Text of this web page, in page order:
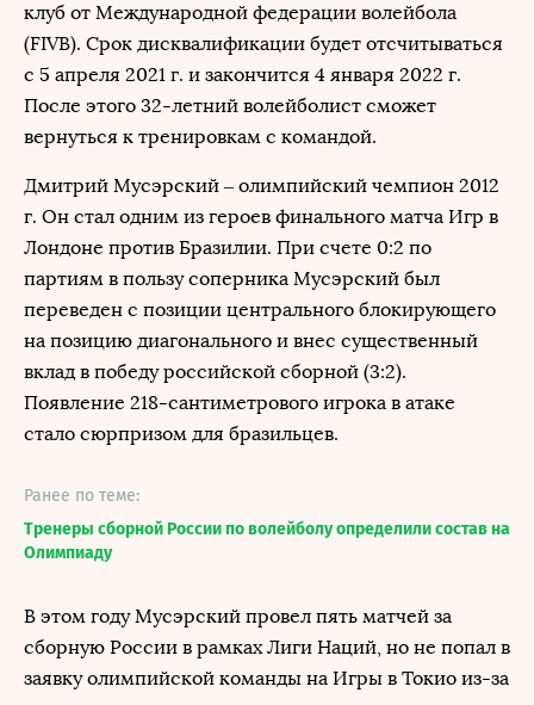
клуб от Международной федерации волейбола
(FIVB). Срок дисквалификации будет отсчитываться
с 5 апреля 2021 г. и закончится 4 января 2022 г.
После этого 32-летний волейболист сможет
вернуться к тренировкам с командой.
Дмитрий Мусэрский – олимпийский чемпион 2012
г. Он стал одним из героев финального матча Игр в
Лондоне против Бразилии. При счете 0:2 по
партиям в пользу соперника Мусэрский был
переведен с позиции центрального блокирующего
на позицию диагонального и внес существенный
вклад в победу российской сборной (3:2).
Появление 218-сантиметрового игрока в атаке
стало сюрпризом для бразильцев.
Ранее по теме:
Тренеры сборной России по волейболу определили состав на
Олимпиаду
В этом году Мусэрский провел пять матчей за
сборную России в рамках Лиги Наций, но не попал в
заявку олимпийской команды на Игры в Токио из-за